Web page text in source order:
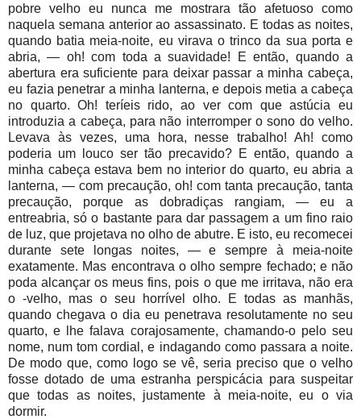
pobre velho eu nunca me mostrara tão afetuoso como
naquela semana anterior ao assassinato. E todas as noites,
quando batia meia-noite, eu virava o trinco da sua porta e
abria, — oh! com toda a suavidade! E então, quando a
abertura era suficiente para deixar passar a minha cabeça,
eu fazia penetrar a minha lanterna, e depois metia a cabeça
no quarto. Oh! teríeis rido, ao ver com que astúcia eu
introduzia a cabeça, para não interromper o sono do velho.
Levava às vezes, uma hora, nesse trabalho! Ah! como
poderia um louco ser tão precavido? E então, quando a
minha cabeça estava bem no interior do quarto, eu abria a
lanterna, — com precaução, oh! com tanta precaução, tanta
precaução, porque as dobradiças rangiam, — eu a
entreabria, só o bastante para dar passagem a um fino raio
de luz, que projetava no olho de abutre. E isto, eu recomecei
durante sete longas noites, — e sempre à meia-noite
exatamente. Mas encontrava o olho sempre fechado; e não
poda alcançar os meus fins, pois o que me irritava, não era
o -velho, mas o seu horrível olho. E todas as manhãs,
quando chegava o dia eu penetrava resolutamente no seu
quarto, e lhe falava corajosamente, chamando-o pelo seu
nome, num tom cordial, e indagando como passara a noite.
De modo que, como logo se vê, seria preciso que o velho
fosse dotado de uma estranha perspicácia para suspeitar
que todas as noites, justamente à meia-noite, eu o via
dormir.